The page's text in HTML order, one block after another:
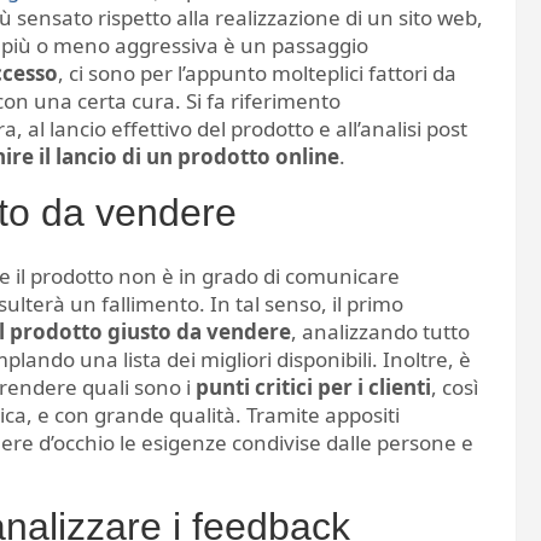
rispetto alla realizzazione di un sito web,
o meno aggressiva è un passaggio
, ci sono per l’appunto molteplici fattori da
una certa cura. Si fa riferimento
al lancio effettivo del prodotto e all’analisi post
il lancio di un prodotto online.
da vendere
il prodotto non è in grado di comunicare
un fallimento. In tal senso, il primo
prodotto giusto da vendere, analizzando tutto
una lista dei migliori disponibili. Inoltre, è
quali sono i punti critici per i clienti, così
e con grande qualità. Tramite appositi
d’occhio le esigenze condivise dalle persone e
i feedback